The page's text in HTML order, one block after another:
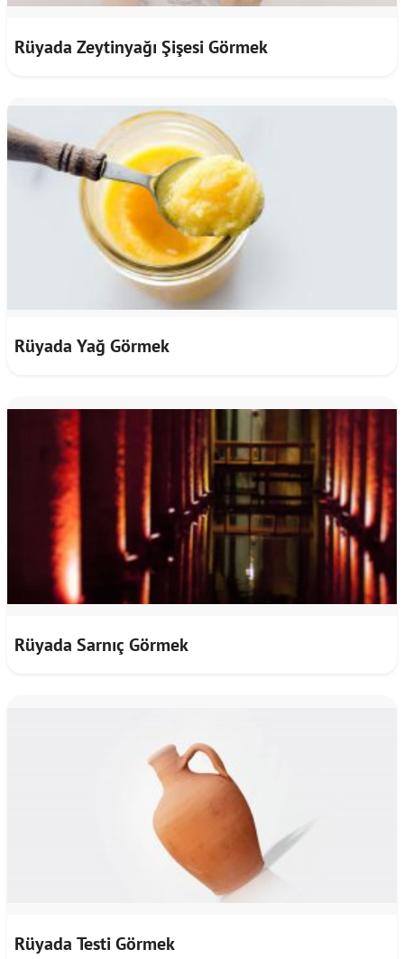
Rüyada Zeytinyağı Şişesi Görmek
Rüyada Yağ Görmek
Rüyada Sarnıç Görmek
Rüyada Testi Görmek